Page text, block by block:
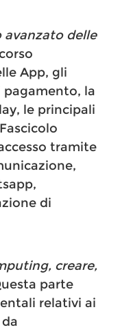
avanzato delle
App, gli
la
le principali
tramite
di
creare,
parte
relativi ai